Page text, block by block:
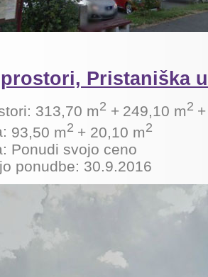
Pristaniška
313,70 m2 + 249,10 m2
93,50 m2 + 20,10 m2
Ponudi svojo ceno
ponudbe: 30.9.2016